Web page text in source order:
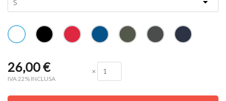
26,00€
IVA 22% INCLUSA
×